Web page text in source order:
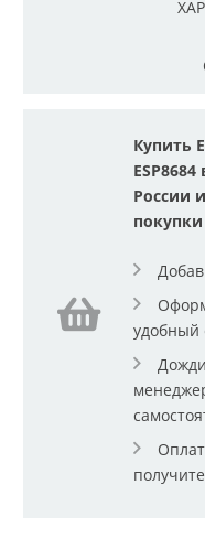
Купить
России
покупки
удобный